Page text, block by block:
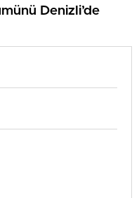
Denizli’de